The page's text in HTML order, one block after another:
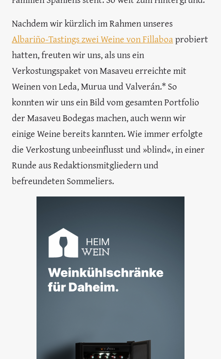
Nachdem wir kürzlich im Rahmen unseres
Albariño-Tastings zwei Weine von Fillaboaprobiert
hatten, freuten wir uns, als uns ein
Verkostungspaket von Masaveu erreichte mit
Weinen von Leda, Murua und Valverán.* So
konnten wir uns ein Bild vom gesamten Portfolio
der Masaveu Bodegas machen, auch wenn wir
einige Weine bereits kannten. Wie immer erfolgte
die Verkostung unbeeinflusst und »blind«, in einer
Runde aus Redaktionsmitgliedern und
befreundeten Sommeliers.